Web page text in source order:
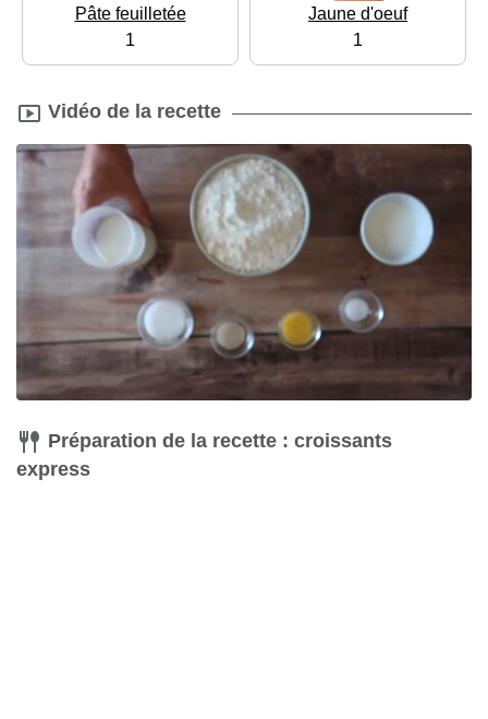
Pâte feuilletée
1
Jaune d'oeuf
1
Vidéo de la recette
Préparation de la recette : croissants
express